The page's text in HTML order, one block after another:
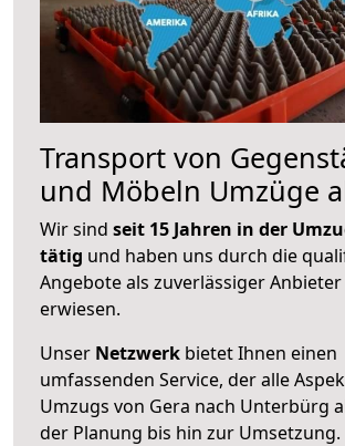
Transport von
und Möbeln Umzüge
Wir sind seit 15 Jahren in der
tätig und haben uns durch die
Angebote als zuverlässiger Anbieter
erwiesen.
Unser Netzwerk bietet Ihnen einen
umfassenden Service, der alle
Umzugs von Gera nach Unterbürg
der Planung bis hin zur Umsetzung.